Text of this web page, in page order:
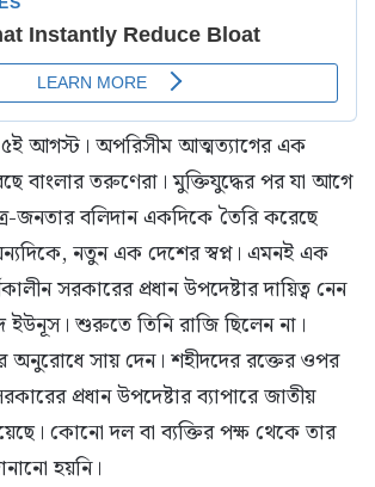
আগস্ট। অপরিসীম আত্মত্যাগের এক
বাংলার তরুণেরা। মুক্তিযুদ্ধের পর যা আগে
জনতার বলিদান একদিকে তৈরি করেছে
নতুন এক দেশের স্বপ্ন। এমনই এক
সরকারের প্রধান উপদেষ্টার দায়িত্ব নেন
ইউনূস। শুরুতে তিনি রাজি ছিলেন না।
অনুরোধে সায় দেন। শহীদদের রক্তের ওপর
প্রধান উপদেষ্টার ব্যাপারে জাতীয়
কোনো দল বা ব্যক্তির পক্ষ থেকে তার
হয়নি।